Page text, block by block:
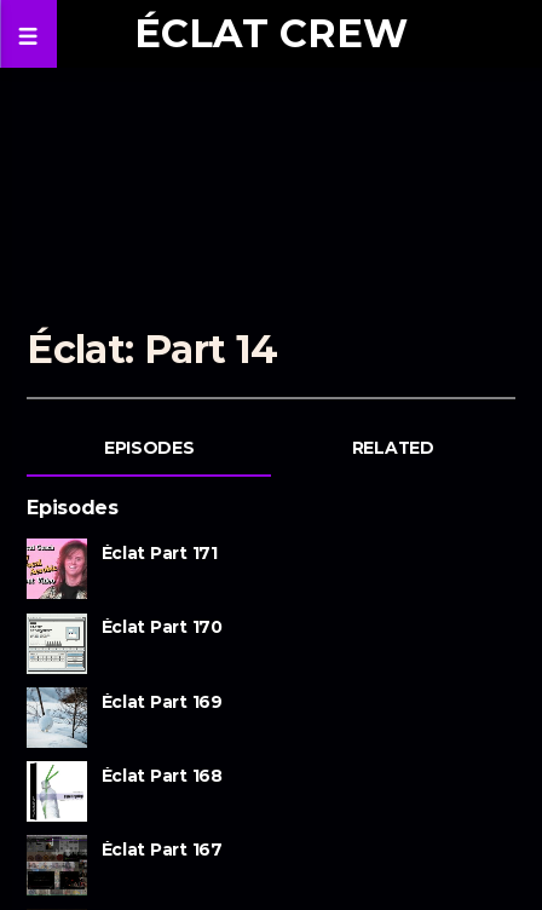
ÉCLAT CREW
Éclat: Part 14
EPISODES RELATED
Episodes
Éclat Part 171
Éclat Part 170
Éclat Part 169
Éclat Part 168
Éclat Part 167